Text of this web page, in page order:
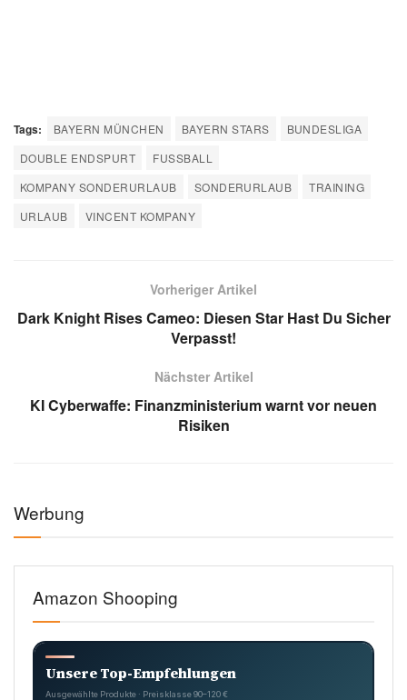
Tags: BAYERN MÜNCHEN BAYERN STARS
BUNDESLIGA
DOUBLE ENDSPURT
FUSSBALL
KOMPANY SONDERURLAUB
SONDERURLAUB
TRAINING
URLAUB
VINCENT KOMPANY
Vorheriger Artikel
Dark Knight Rises Cameo: Diesen Star Hast Du Sicher
Verpasst!
Nächster Artikel
KI Cyberwaffe: Finanzministerium warnt vor neuen
Risiken
Werbung
Amazon Shooping
Unsere Top-Empfehlungen
Ausgewählte Produkte · Preisklasse 90–120 €